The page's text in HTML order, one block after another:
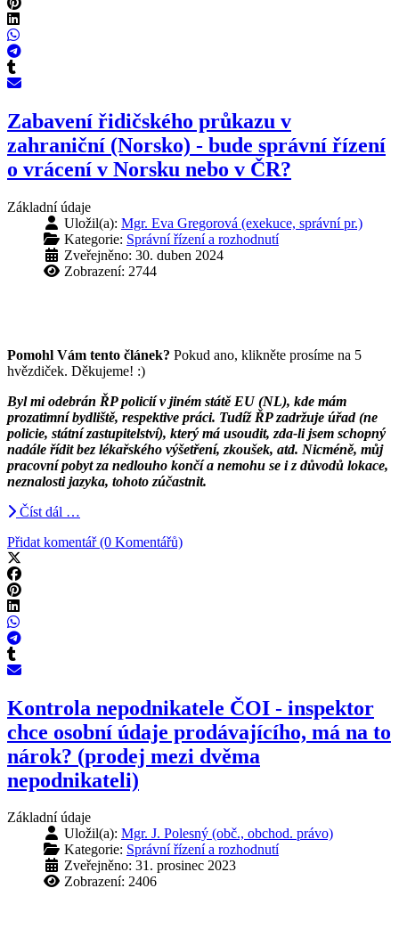
Zabavení řidičského průkazu v
zahraniční (Norsko) - bude správní řízení
o vrácení v Norsku nebo v ČR?
Základní údaje
Uložil(a): Mgr. Eva Gregorová (exekuce, správní pr.)
Kategorie: Správní řízení a rozhodnutí
Zveřejněno: 30. duben 2024
Zobrazení: 2744
Pomohl Vám tento článek? Pokud ano, klikněte prosíme na 5
hvězdiček. Děkujeme! :)
Byl mi odebrán ŘP policií v jiném státě EU (NL), kde mám
prozatimní bydliště, respektive práci. Tudíž ŘP zadržuje úřad (ne
policie, státní zastupitelství), který má usoudit, zda-li jsem schopný
nadále řídit bez lékařského výšetření, zkoušek, atd. Nicméně, můj
pracovní pobyt za nedlouho končí a nemohu se i z důvodů lokace,
neznalosti jazyka, tohoto zúčastnit.
Číst dál …
Přidat komentář (0 Komentářů)
Kontrola nepodnikatele ČOI - inspektor
chce osobní údaje prodávajícího, má na to
nárok? (prodej mezi dvěma
nepodnikateli)
Základní údaje
Uložil(a): Mgr. J. Polesný (obč., obchod. právo)
Kategorie: Správní řízení a rozhodnutí
Zveřejněno: 31. prosinec 2023
Zobrazení: 2406